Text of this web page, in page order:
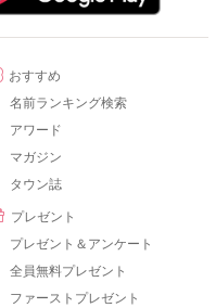
おすすめ
名前ランキング検索
アワード
マガジン
タウン誌
プレゼント
プレゼント＆アンケート
全員無料プレゼント
ファーストプレゼント